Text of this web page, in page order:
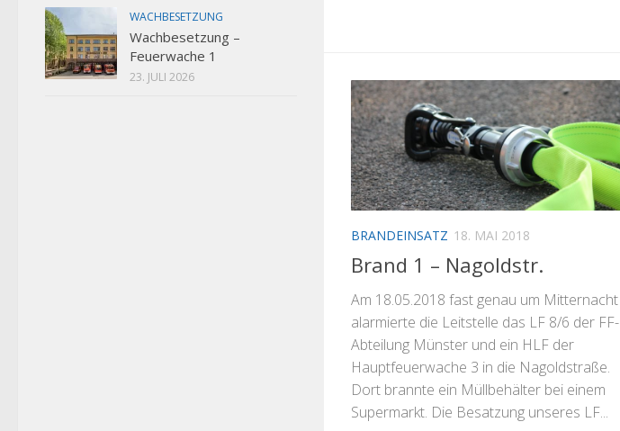
BRANDEINSATZ 18. MAI 2018
Brand 1 – Nagoldstr.
Am 18.05.2018 fast genau um Mitternacht
alarmierte die Leitstelle das LF 8/6 der FF-
Abteilung Münster und ein HLF der
Hauptfeuerwache 3 in die Nagoldstraße.
Dort brannte ein Müllbehälter bei einem
Supermarkt. Die Besatzung unseres LF...
WACHBESETZUNG
Wachbesetzung –
Feuerwache 1
23. JULI 2026